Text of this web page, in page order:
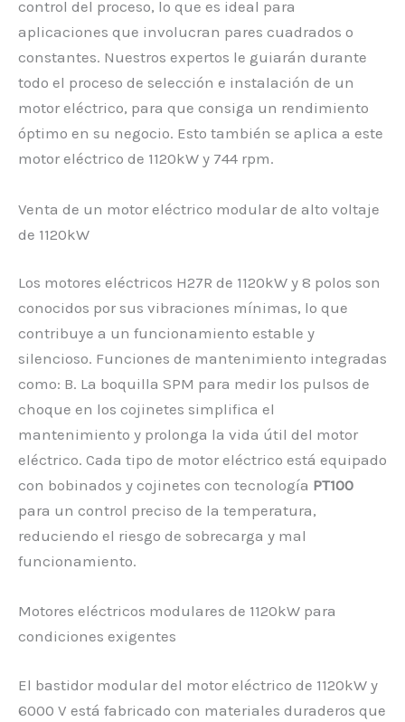
control del proceso, lo que es ideal para
aplicaciones que involucran pares cuadrados o
constantes. Nuestros expertos le guiarán durante
todo el proceso de selección e instalación de un
motor eléctrico, para que consiga un rendimiento
óptimo en su negocio. Esto también se aplica a este
motor eléctrico de 1120kW y 744 rpm.
Venta de un motor eléctrico modular de alto voltaje
de 1120kW
Los motores eléctricos H27R de 1120kW y 8 polos son
conocidos por sus vibraciones mínimas, lo que
contribuye a un funcionamiento estable y
silencioso. Funciones de mantenimiento integradas
como: B. La boquilla SPM para medir los pulsos de
choque en los cojinetes simplifica el
mantenimiento y prolonga la vida útil del motor
eléctrico. Cada tipo de motor eléctrico está equipado
con bobinados y cojinetes con tecnología PT100
para un control preciso de la temperatura,
reduciendo el riesgo de sobrecarga y mal
funcionamiento.
Motores eléctricos modulares de 1120kW para
condiciones exigentes
El bastidor modular del motor eléctrico de 1120kW y
6000 V está fabricado con materiales duraderos que